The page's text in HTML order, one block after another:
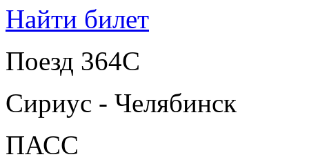
Найти билет
Поезд 364С
Сириус - Челябинск
ПАСС